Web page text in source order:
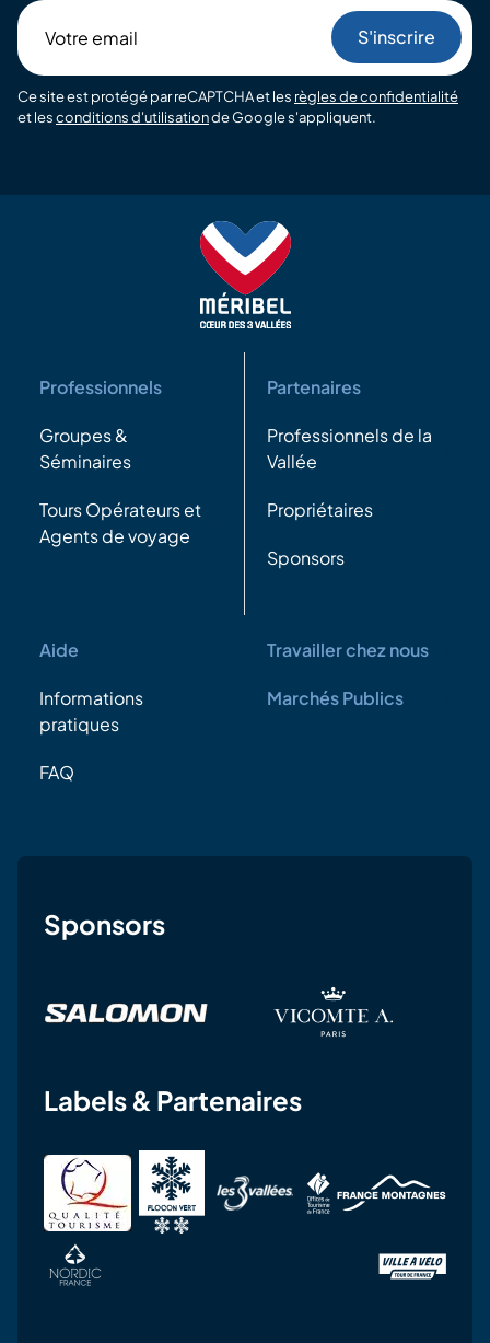
email
Ce site est protégé par reCAPTCHA et les règles de confidentialité
et lesconditions d'utilisationde Google s'appliquent.
Professionnels
Groupes &
Séminaires
Tours Opérateurs et
Agents de voyage
Partenaires
Professionnels de la
Vallée
Propriétaires
Sponsors
Aide
Informations
pratiques
FAQ
Travailler chez nous
Marchés Publics
Sponsors
Labels & Partenaires